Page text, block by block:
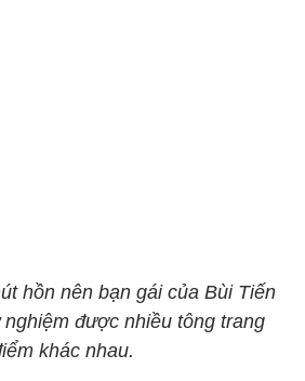
hồn nên bạn gái của Bùi Tiến
được nhiều tông trang
khác nhau.